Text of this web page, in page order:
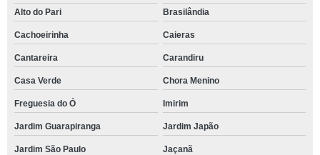
Alto do Pari
Brasilândia
Cachoeirinha Caieras
Cantareira Carandiru
Casa Verde Chora Menino
Freguesia do Ó Imirim
Jardim Guarapiranga Jardim Japão
Jardim São Paulo Jaçanã